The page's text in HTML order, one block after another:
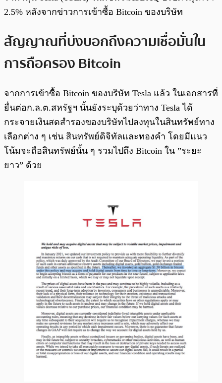
2.5% หลังจากข่าวการเข้าซื้อ Bitcoin ของบริษัท
สัญญาณที่บ่งบอกถึงความเชื่อมั่นใน
การถือครอง Bitcoin
จากการเข้าซื้อ Bitcoin ของบริษัท Tesla แล้ว ในเอกสารที่
ยื่นต่อก.ล.ต.สหรัฐฯ นั้นยังระบุด้วยว่าทาง Tesla ได้
กระจายเงินสดสำรองของบริษัทไปลงทุนในสินทรัพย์ทาง
เลือกต่าง ๆ เช่น สินทรัพย์ดิจิทัลและทองคำ โดยมีแนว
โน้มจะถือสินทรัพย์นั้น ๆ รวมไปถึง Bitcoin ใน ”ระยะ
ยาว” ด้วย